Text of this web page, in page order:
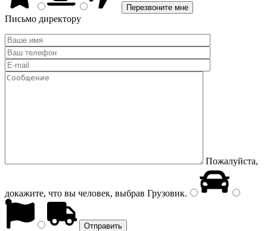
Письмо директору
Пожалуйста,
докажите, что вы человек, выбрав Грузовик.